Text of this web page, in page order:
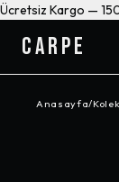
Ücretsiz Kargo —
CARPE
Anasayfa/